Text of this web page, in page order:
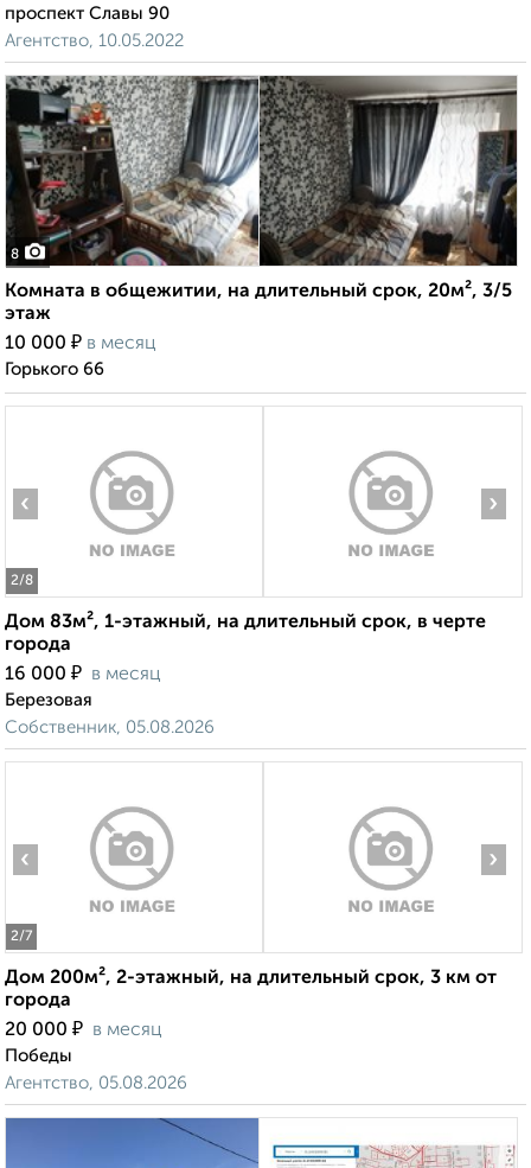
проспект Славы 90
Агентство, 10.05.2022
8
Комната в общежитии, на длительный срок, 20м², 3/5
этаж
10 000 ₽ в месяц
Горького 66
2/8
‹ ›
Дом 83м², 1-этажный, на длительный срок, в черте
города
16 000 ₽ в месяц
Березовая
Собственник, 05.08.2026
2/7
‹ ›
Дом 200м², 2-этажный, на длительный срок, 3 км от
города
20 000 ₽ в месяц
Победы
Агентство, 05.08.2026